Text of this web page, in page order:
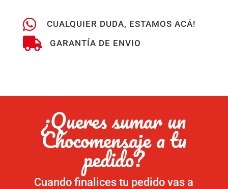
unidad
cantidad
 CUALQUIER DUDA, ESTAMOS ACÁ!
 GARANTÍA DE ENVIO
¿Queres sumar un
Chocomensaje a tu
pedido?
Cuando finalices tu pedido vas a